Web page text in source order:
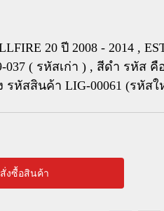
20 ปี 2008 - 2014 ,
037 ( รหัสเก่า ) , สีดำ รหัส คื
รหัสสินค้า LIG-00061 (รหัสใ
สั่งซื้อสินค้า